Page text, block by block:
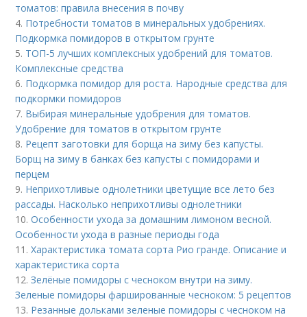
томатов: правила внесения в почву
4. Потребности томатов в минеральных удобрениях.
Подкормка помидоров в открытом грунте
5. ТОП-5 лучших комплексных удобрений для томатов.
Комплексные средства
6. Подкормка помидор для роста. Народные средства для
подкормки помидоров
7. Выбирая минеральные удобрения для томатов.
Удобрение для томатов в открытом грунте
8. Рецепт заготовки для борща на зиму без капусты.
Борщ на зиму в банках без капусты с помидорами и
перцем
9. Неприхотливые однолетники цветущие все лето без
рассады. Насколько неприхотливы однолетники
10.Особенности ухода за домашним лимоном весной.
Особенности ухода в разные периоды года
11.Характеристика томата сорта Рио гранде. Описание и
характеристика сорта
12.Зелёные помидоры с чесноком внутри на зиму.
Зеленые помидоры фаршированные чесноком: 5 рецептов
13. Резанные дольками зеленые помидоры с чесноком на